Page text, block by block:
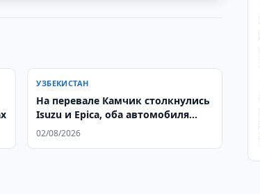
УЗБЕКИСТАН
На перевале Камчик столкнулись
Isuzu и Epica, оба автомобиля
сгорели
02/08/2026